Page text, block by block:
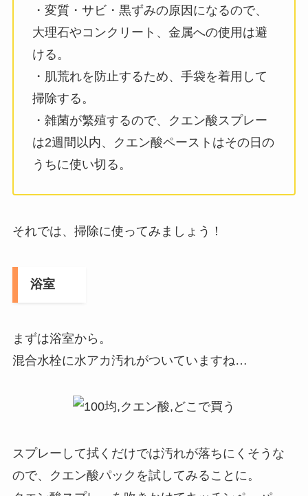
・変質・サビ・黒ずみの原因になるので、
大理石やコンクリート、金属への使用は避
ける。
・肌荒れを防止するため、手袋を着用して
掃除する。
・雑菌が繁殖するので、クエン酸スプレー
は2週間以内、クエン酸ペーストはその日の
うちに使い切る。
それでは、掃除に使ってみましょう！
浴室
まずは浴室から。
混合水栓に水アカ汚れがついていますね…
スプレーして拭くだけでは汚れが落ちにくそうな
ので、クエン酸パックを試してみることに。